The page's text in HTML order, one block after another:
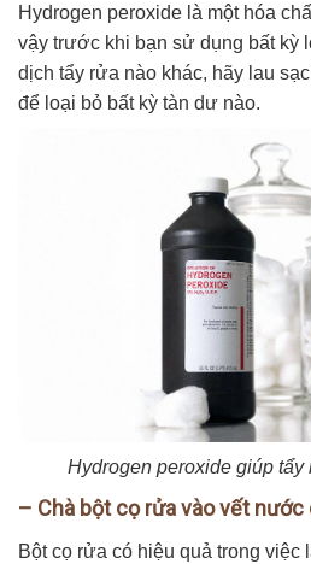
Hydrogen peroxide là một hóa
vậy trước khi bạn sử dụng bất kỳ
dịch tẩy rửa nào khác, hãy lau
để loại bỏ bất kỳ tàn dư nào.
Hydrogen peroxide giúp tẩy
– Chà bột cọ rửa vào vết nước
Bột cọ rửa có hiệu quả trong việc